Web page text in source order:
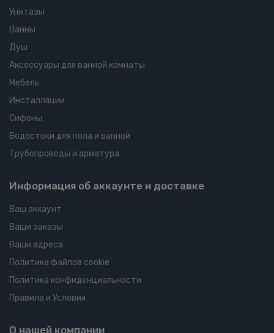
Унитазы
Ванны
Душ
Аксессуары для ванной комнаты
Мебель
Инсталляции
Сифоны
Водостоки для пола и ванной
Трубопроводы и арматура
Информация об аккаунте и доставке
Ваш аккаунт
Ваши заказы
Ваши адреса
Политика файлов cookie
Политика конфиденциальности
Правила и Условия
О нашей компании